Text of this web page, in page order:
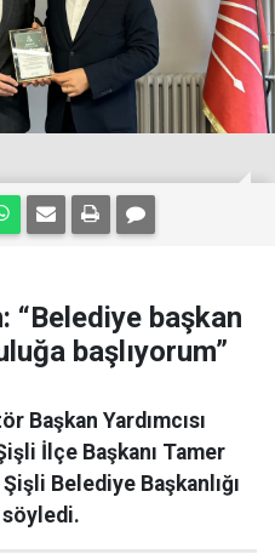
“Belediye başkan
başlıyorum”
Başkan Yardımcısı
İlçe Başkanı Tamer
Belediye Başkanlığı
söyledi.